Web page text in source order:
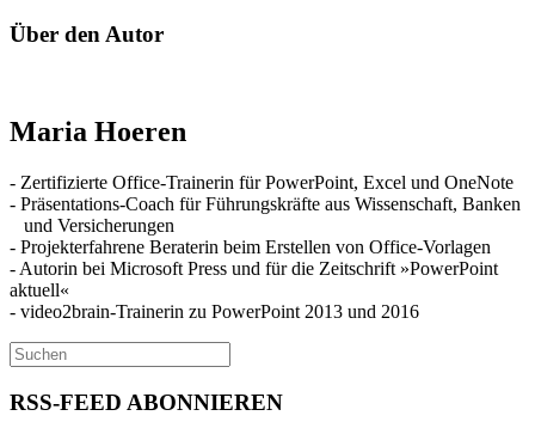
Über den Autor
Maria Hoeren
- Zertifizierte Office-Trainerin für PowerPoint, Excel und OneNote
- Präsentations-Coach für Führungskräfte aus Wissenschaft, Banken
und Versicherungen
- Projekterfahrene Beraterin beim Erstellen von Office-Vorlagen
- Autorin bei Microsoft Press und für die Zeitschrift »PowerPoint
aktuell«
- video2brain-Trainerin zu PowerPoint 2013 und 2016
RSS-FEED ABONNIEREN